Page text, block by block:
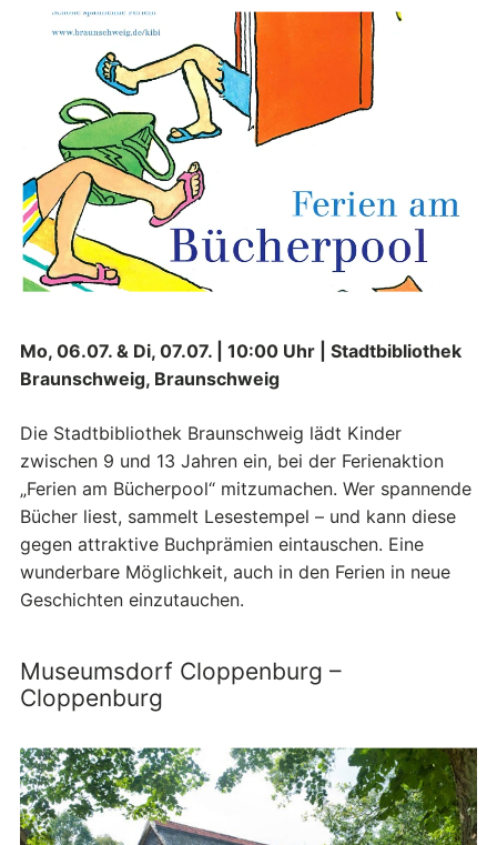
Mo, 06.07. & Di, 07.07. | 10:00 Uhr | Stadtbibliothek
Braunschweig, Braunschweig
Die Stadtbibliothek Braunschweig lädt Kinder
zwischen 9 und 13 Jahren ein, bei der Ferienaktion
„Ferien am Bücherpool“ mitzumachen. Wer spannende
Bücher liest, sammelt Lesestempel – und kann diese
gegen attraktive Buchprämien eintauschen. Eine
wunderbare Möglichkeit, auch in den Ferien in neue
Geschichten einzutauchen.
Museumsdorf Cloppenburg –
Cloppenburg